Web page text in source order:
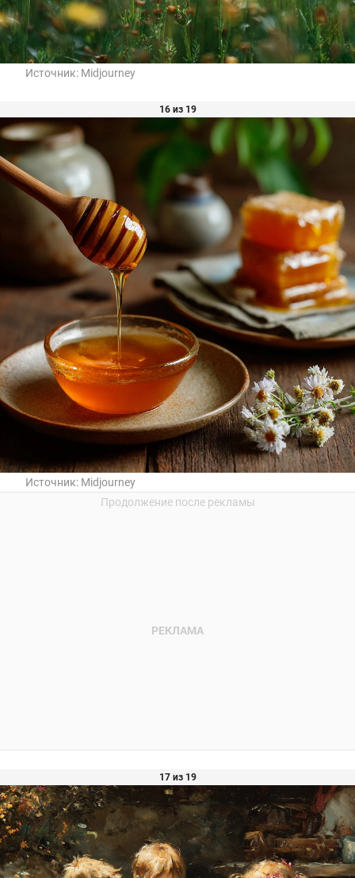
Источник: Midjourney
16 из 19
Источник: Midjourney
17 из 19